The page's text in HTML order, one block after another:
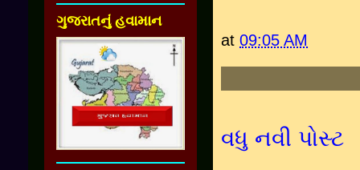
at 09:05 AM
વધુ નવી પોસ્ટ
ગુજરાતનું હવામાન